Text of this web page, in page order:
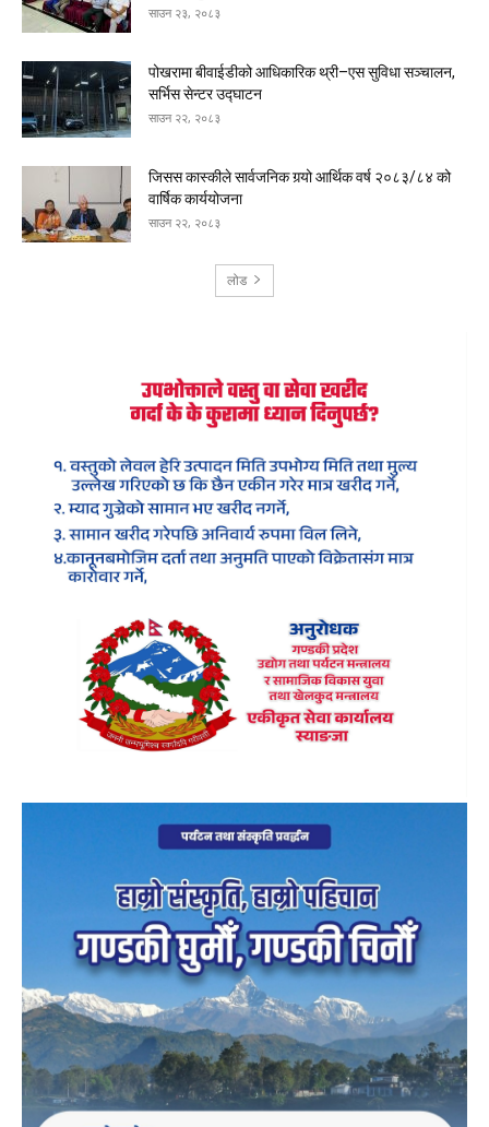
साउन २३, २०८३
पोखरामा बीवाईडीको आधिकारिक थ्री–एस सुविधा सञ्चालन,
सर्भिस सेन्टर उद्घाटन
साउन २२, २०८३
जिसस कास्कीले सार्वजनिक गर्‍यो आर्थिक वर्ष २०८३/८४ को
वार्षिक कार्ययोजना
साउन २२, २०८३
लोड